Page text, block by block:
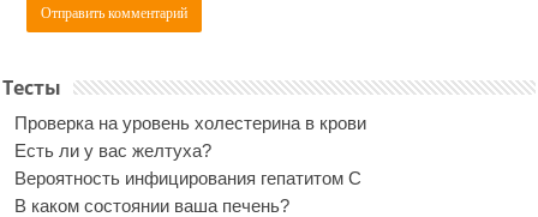
Тесты
Проверка на уровень холестерина в крови
Есть ли у вас желтуха?
Вероятность инфицирования гепатитом С
В каком состоянии ваша печень?